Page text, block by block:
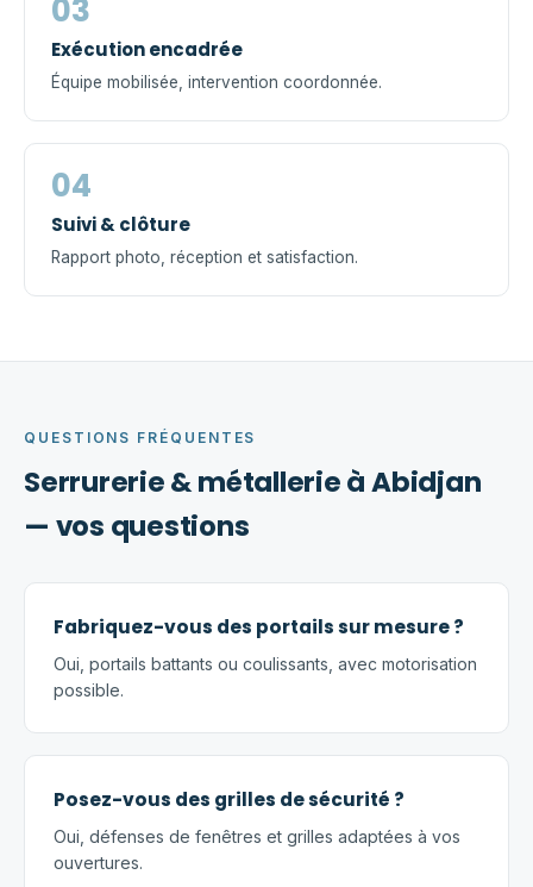
03
Exécution encadrée
Équipe mobilisée, intervention coordonnée.
04
Suivi & clôture
Rapport photo, réception et satisfaction.
QUESTIONS FRÉQUENTES
Serrurerie & métallerie à Abidjan
— vos questions
Fabriquez-vous des portails sur mesure ?
Oui, portails battants ou coulissants, avec motorisation
possible.
Posez-vous des grilles de sécurité ?
Oui, défenses de fenêtres et grilles adaptées à vos
ouvertures.